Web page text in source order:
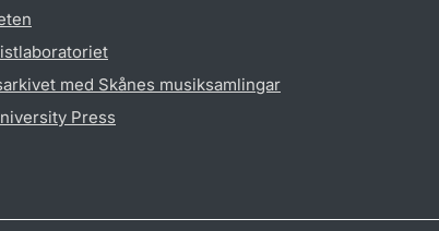
med Skånes musiksamlingar
Press